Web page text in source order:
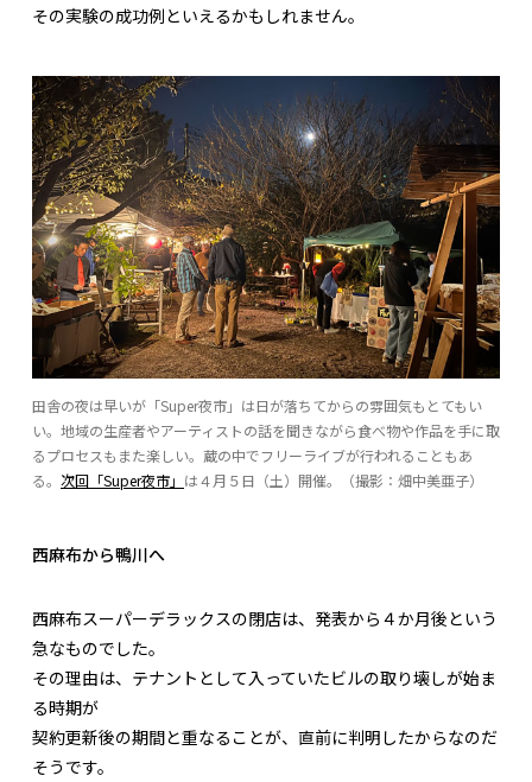
その実験の成功例といえるかもしれません。
田舎の夜は早いが「Super夜市」は日が落ちてからの雰囲気もとてもい
い。地域の生産者やアーティストの話を聞きながら食べ物や作品を手に取
るプロセスもまた楽しい。蔵の中でフリーライブが行われることもあ
る。 次回「Super夜市」 は４月５日（土）開催。（撮影：畑中美亜子）
西麻布から鴨川へ
西麻布スーパーデラックスの閉店は、発表から４か月後という
急なものでした。
その理由は、テナントとして入っていたビルの取り壊しが始ま
る時期が
契約更新後の期間と重なることが、直前に判明したからなのだ
そうです。